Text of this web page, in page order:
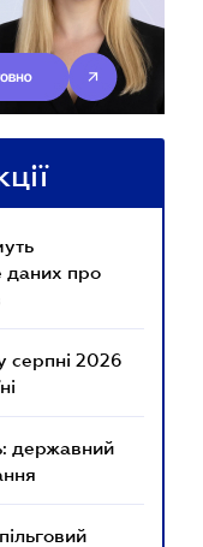
даних про
серпні 2026
державний